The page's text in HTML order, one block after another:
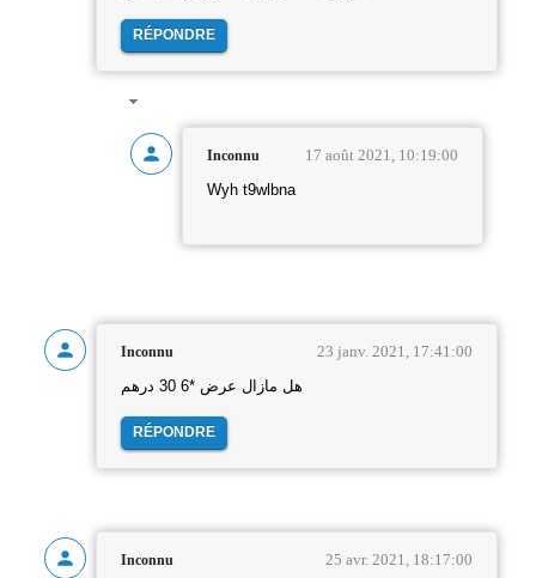
RÉPONDRE
Inconnu 17 août 2021, 10:19:00
Wyh t9wlbna
Inconnu 23 janv. 2021, 17:41:00
هل مازال عرض *6 30 درهم
RÉPONDRE
Inconnu 25 avr. 2021, 18:17:00